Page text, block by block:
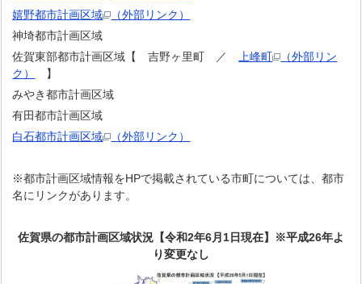
嬉野都市計画区域
（外部リンク）
神埼都市計画区域
佐賀東部都市計画区域【 吉野ヶ里町 ／
上峰町
（外部リン
ク）
】
みやき都市計画区域
有田都市計画区域
白石都市計画区域
（外部リンク）
※都市計画区域情報をHPで掲載されている市町については、都市
名にリンクがあります。
佐賀県の都市計画区域状況【令和2年6月1日現在】※平成26年よ
り変更なし